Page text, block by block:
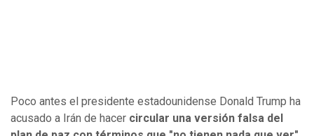
Poco antes el presidente estadounidense Donald Trump ha
acusado a Irán de hacer circular una versión falsa del